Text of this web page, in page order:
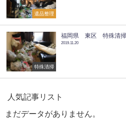
遺品整理
特殊清掃
福岡県 東区 特殊清掃
2019.11.20
人気記事リスト
まだデータがありません。